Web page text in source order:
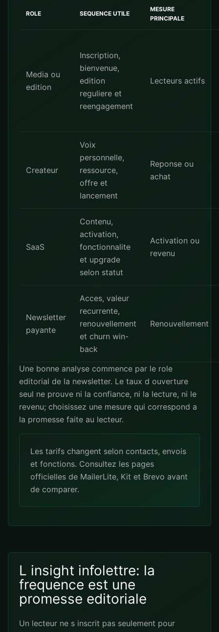
ROLE SEQUENCE UTILE
MESURE
PRINCIPALE
Media ou
edition
Inscription,
bienvenue,
edition
reguliere et
reengagement
Lecteurs actifs
Createur
Voix
personnelle,
ressource,
offre et
lancement
Reponse ou
achat
SaaS
Contenu,
activation,
fonctionnalite
et upgrade
selon statut
Activation ou
revenu
Newsletter
payante
Acces, valeur
recurrente,
renouvellement
et churn win-
back
Renouvellement
Une bonne analyse commence par le role
editorial de la newsletter. Le taux d ouverture
seul ne prouve ni la confiance, ni la lecture, ni le
revenu; choisissez une mesure qui correspond a
la promesse faite au lecteur.
Les tarifs changent selon contacts, envois
et fonctions. Consultez les pages
officielles de MailerLite, Kit et Brevo avant
de comparer.
L insight infolettre: la
frequence est une
promesse editoriale
Un lecteur ne s inscrit pas seulement pour